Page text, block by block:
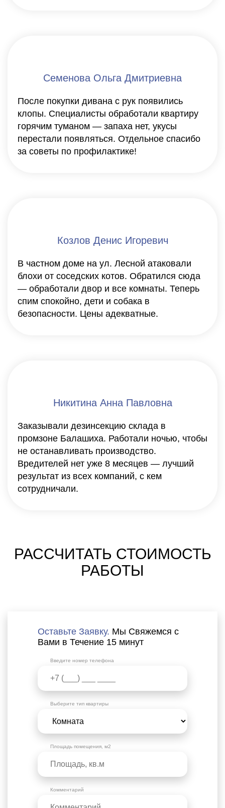
Семенова Ольга Дмитриевна
После покупки дивана с рук появились
клопы. Специалисты обработали квартиру
горячим туманом — запаха нет, укусы
перестали появляться. Отдельное спасибо
за советы по профилактике!
Козлов Денис Игоревич
В частном доме на ул. Лесной атаковали
блохи от соседских котов. Обратился сюда
— обработали двор и все комнаты. Теперь
спим спокойно, дети и собака в
безопасности. Цены адекватные.
Никитина Анна Павловна
Заказывали дезинсекцию склада в
промзоне Балашиха. Работали ночью, чтобы
не останавливать производство.
Вредителей нет уже 8 месяцев — лучший
результат из всех компаний, с кем
сотрудничали.
РАССЧИТАТЬ СТОИМОСТЬ
РАБОТЫ
Оставьте Заявку. Мы Свяжемся с
Вами в Течение 15 минут
Введите номер телефона
Выберите тип квартиры
Площадь помещения, м2
Комментарий